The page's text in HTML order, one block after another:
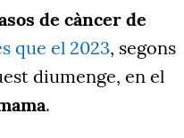
de càncer de
que el 2023, segons
diumenge, en el
.